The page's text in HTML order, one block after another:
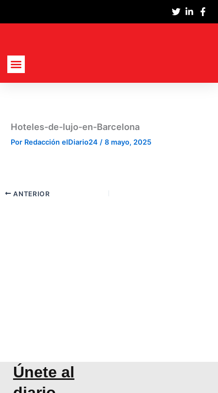
Hoteles-de-lujo-en-Barcelona
Por Redacción elDiario24/8 mayo, 2025
ANTERIOR
Únete al